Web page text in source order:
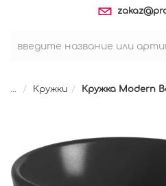
... Кружки Кружка Modern